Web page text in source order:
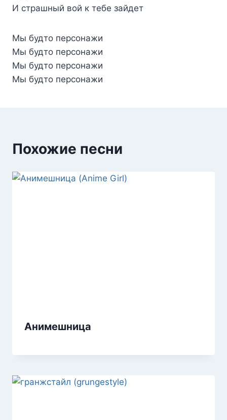
И страшный вой к тебе зайдет
Мы будто персонажи
Мы будто персонажи
Мы будто персонажи
Мы будто персонажи
Похожие песни
Анимешница